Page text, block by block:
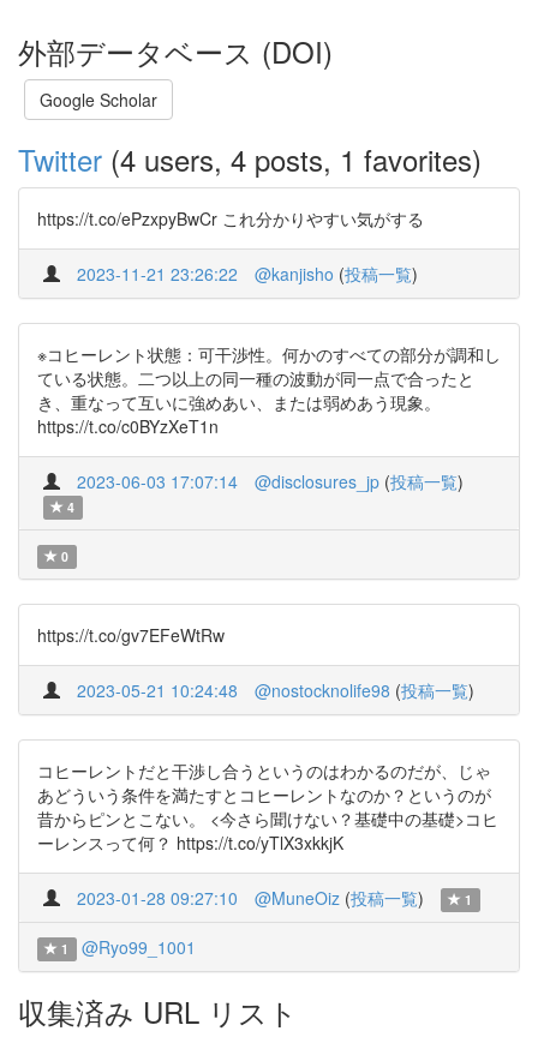
外部データベース (DOI)
Google Scholar
Twitter (4 users, 4 posts, 1 favorites)
https://t.co/ePzxpyBwCr これ分かりやすい気がする
2023-11-21 23:26:22 @kanjisho (投稿一覧)
※コヒーレント状態：可干渉性。何かのすべての部分が調和し
ている状態。二つ以上の同一種の波動が同一点で合ったと
き、重なって互いに強めあい、または弱めあう現象。
https://t.co/c0BYzXeT1n
2023-06-03 17:07:14 @disclosures_jp (投稿一覧)
4
0
https://t.co/gv7EFeWtRw
2023-05-21 10:24:48 @nostocknolife98 (投稿一覧)
コヒーレントだと干渉し合うというのはわかるのだが、じゃ
あどういう条件を満たすとコヒーレントなのか？というのが
昔からピンとこない。 <今さら聞けない？基礎中の基礎>コヒ
ーレンスって何？ https://t.co/yTlX3xkkjK
2023-01-28 09:27:10 @MuneOiz (投稿一覧) 1
1 @Ryo99_1001
収集済み URL リスト